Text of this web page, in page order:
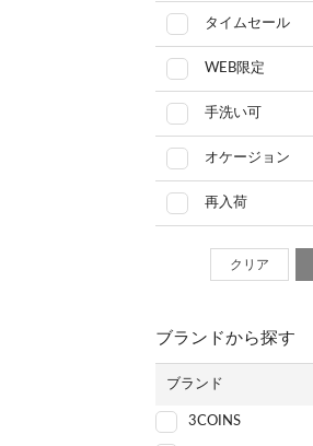
タイムセール
WEB限定
手洗い可
オケージョン
再入荷
クリア
ブランドから探す
ブランド
3COINS